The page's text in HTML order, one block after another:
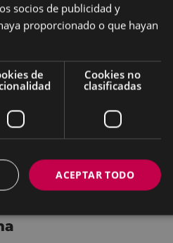
alternativas más
vinculados a los ámbitos
de su vivienda,
consumo de productos
material textil sostenible,
observación de la
vuelve a mostrar su
ambiente, como ha
en programas como la
socios de publicidad y
proporcionado o que hayan
de
Cookies no
clasificadas
ACEPTAR TODO